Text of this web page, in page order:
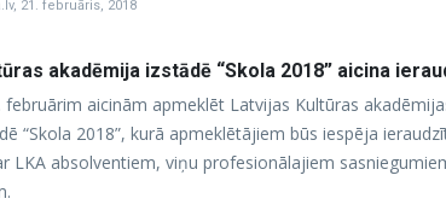
, 21. februāris, 2018
akadēmija izstādē “Skola 2018” aicina
februārim aicinām apmeklēt Latvijas Kultūras
“Skola 2018”, kurā apmeklētājiem būs iespēja
LKA absolventiem, viņu profesionālajiem